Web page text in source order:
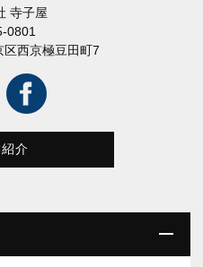
寺子屋
0801
西京極豆田町7
介